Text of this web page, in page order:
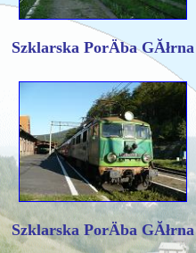
Szklarska PorÄba GĂłrna
Szklarska PorÄba GĂłrna